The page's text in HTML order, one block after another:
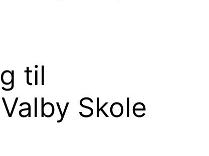
til
Skole